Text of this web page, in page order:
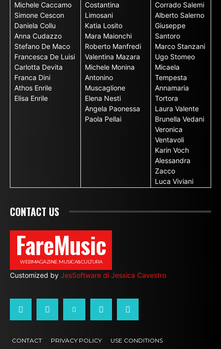
Michele Caccamo
Simone Cescon
Daniela Collu
Anna Cudazzo
Stefano De Maco
Francesca De Luisi
Carlotta Devita
Franca Dini
Athos Enrile
Elisa Enrile
Costantina
Limosani
Katia Losito
Mara Maionchi
Roberto Manfredi
Valentina Mazara
Michele Monina
Antonino
Muscaglione
Elena Nesti
Angela Paonessa
Paola Pellai
Corrado Salemi
Alberto Salerno
Giuseppe
Santoro
Marco Stanzani
Ugo Stomeo
Micaela
Tempesta
Annamaria
Tortora
Laura Valente
Brunella Vedani
Veronica
Ventavoli
Karin Voch
Alessandra
Zacco
Luca Viviani
CONTACT US
FareMusic
WEBMAGAZINE MUSICA&CULTURA
Customized by JesSoftware di Jessica Cavestro
CONTACT PRIVACY POLICY USE CONDITIONS